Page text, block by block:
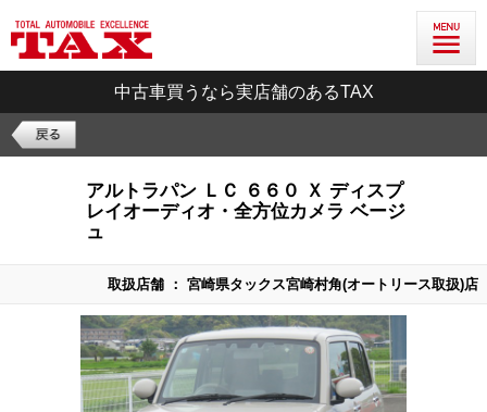
中古車買うなら実店舗のあるTAX
アルトラパン ＬＣ ６６０ Ｘ ディスプ
レイオーディオ・全方位カメラ ベージ
ュ
取扱店舗 ： 宮崎県タックス宮崎村角(オートリース取扱)店